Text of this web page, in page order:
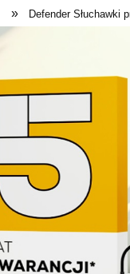
» Defender Słuchawki